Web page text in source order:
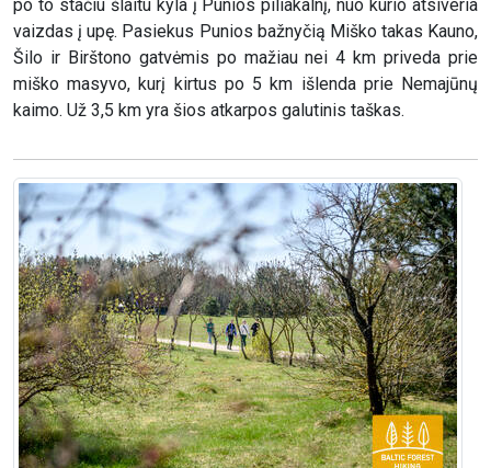
po to stačiu šlaitu kyla į Punios piliakalnį, nuo kurio atsiveria
vaizdas į upę. Pasiekus Punios bažnyčią Miško takas Kauno,
Šilo ir Birštono gatvėmis po mažiau nei 4 km priveda prie
miško masyvo, kurį kirtus po 5 km išlenda prie Nemajūnų
kaimo. Už 3,5 km yra šios atkarpos galutinis taškas.